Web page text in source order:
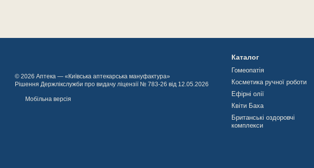
© 2026 Аптека — «Київська аптекарська мануфактура»
Рішення Держлікслужби про видачу ліцензії № 783-26 від 12.05.2026
Мобільна версія
Каталог
Гомеопатія
Косметика ручної роботи
Ефірні олії
Квіти Баха
Британські оздоровчі
комплекси